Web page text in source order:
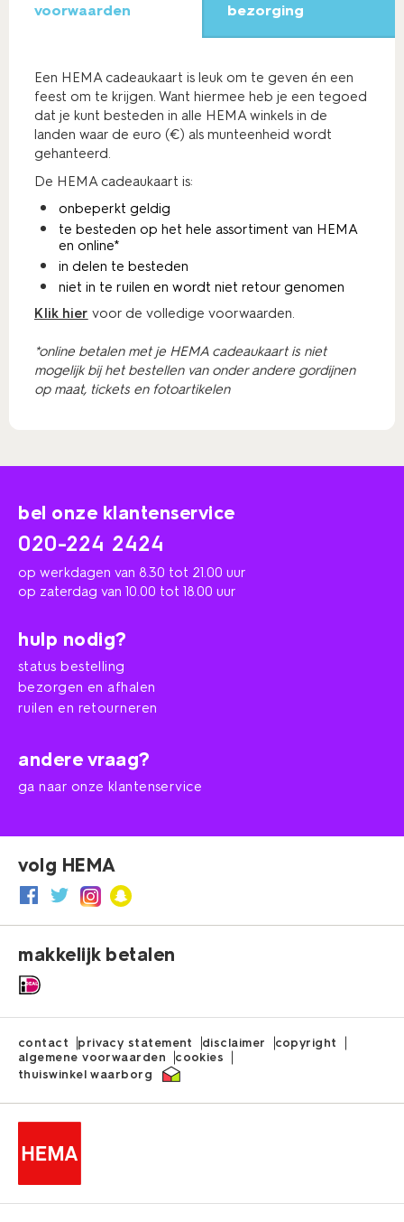
voorwaarden bezorging
Een HEMA cadeaukaart is leuk om te geven én een
feest om te krijgen. Want hiermee heb je een tegoed
dat je kunt besteden in alle HEMA winkels in de
landen waar de euro (€) als munteenheid wordt
gehanteerd.
De HEMA cadeaukaart is:
onbeperkt geldig
te besteden op het hele assortiment van HEMA
en online*
in delen te besteden
niet in te ruilen en wordt niet retour genomen
Klik hier voor de volledige voorwaarden.
*online betalen met je HEMA cadeaukaart is niet
mogelijk bij het bestellen van onder andere gordijnen
op maat, tickets en fotoartikelen
bel onze klantenservice
020-224 2424
op werkdagen van 8.30 tot 21.00 uur
op zaterdag van 10.00 tot 18.00 uur
hulp nodig?
status bestelling
bezorgen en afhalen
ruilen en retourneren
andere vraag?
ga naar onze klantenservice
volg HEMA
makkelijk betalen
contact privacy statement disclaimer
copyright
algemene voorwaarden
cookies
thuiswinkel waarborg